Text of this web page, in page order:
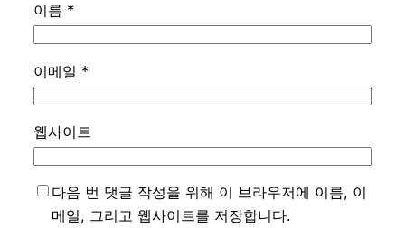
이름 *
이메일 *
웹사이트
다음 번 댓글 작성을 위해 이 브라우저에 이름, 이
메일, 그리고 웹사이트를 저장합니다.